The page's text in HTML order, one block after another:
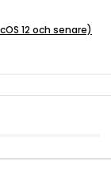
12 och senare)